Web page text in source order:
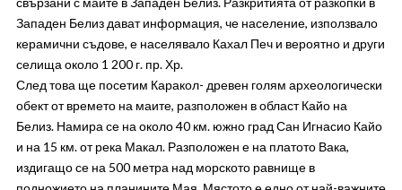
Западен Белиз дават информация, че население, използвало
керамични съдове, е населявало Кахал Печ и вероятно и други
селища около 1 200 г. пр. Хр.
След това ще посетим Каракол- древен голям археологически
обект от времето на маите, разположен в област Кайо на
Белиз. Намира се на около 40 км. южно град Сан Игнасио Кайо
и на 15 км. от река Макал. Разположен е на платото Вака,
издигащо се на 500 метра над морското равнище в